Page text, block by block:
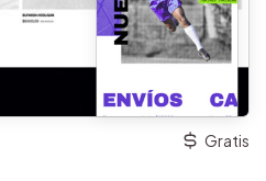
Gratis